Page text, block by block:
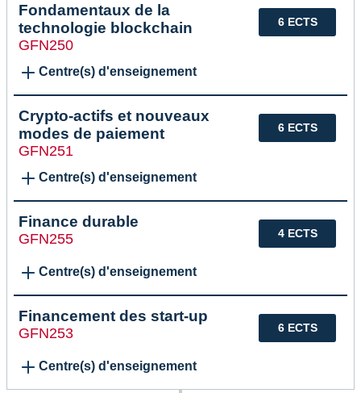
6 ECTS
Fondamentaux de la
technologie blockchain
GFN250
Centre(s) d'enseignement
6 ECTS
Crypto-actifs et nouveaux
modes de paiement
GFN251
Centre(s) d'enseignement
4 ECTS
Finance durable
GFN255
Centre(s) d'enseignement
6 ECTS
Financement des start-up
GFN253
Centre(s) d'enseignement